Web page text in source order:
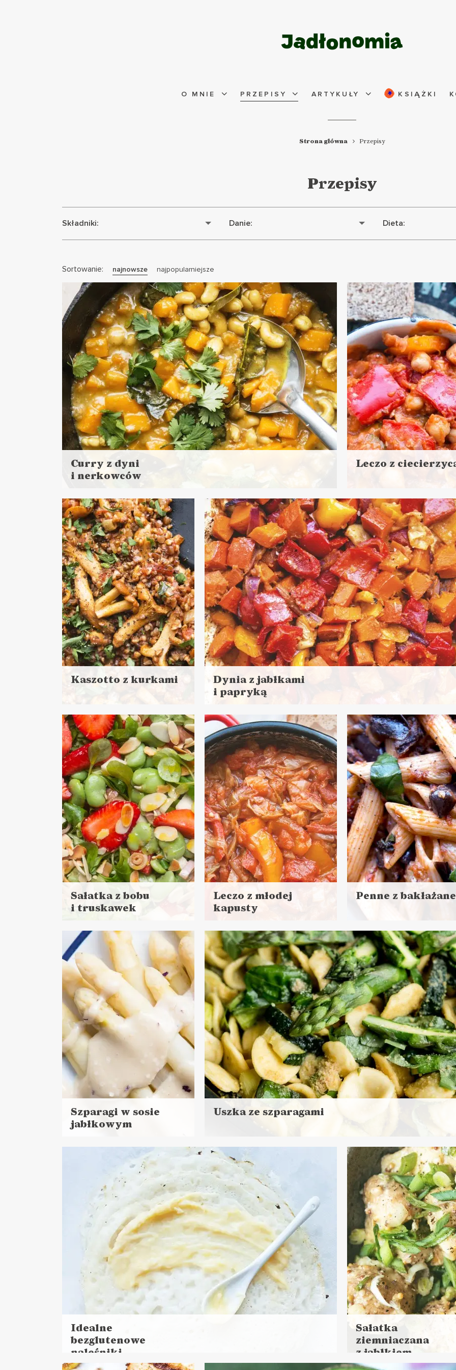
O MNIE PRZEPISY ARTYKUŁY KSIĄŻKI
Strona główna Przepisy
Przepisy
Składniki: Danie: Dieta:
Sortowanie: najnowsze najpopularniejsze
Curry z dyni
i nerkowców
więcej
Czas przygotowania: do 30 minut
DANIA GŁÓWNE
LUNCHE DO PRACY
ZIMOWE LUNCHE DO PRACY ❄️
Leczo z
więcej
Czas przygotowania:
do 30 minut
DANIA GŁÓWNE
LUNCHE DO PRACY
Kaszotto z kurkami
więcej
Czas przygotowania:
do 30 minut
DANIA GŁÓWNE
LUNCHE DO PRACY
Dynia z jabłkami
i papryką
więcej
Czas przygotowania: do 30 minut
DANIA GŁÓWNE LUNCHE DO PRACY
Sałatka z bobu
i truskawek
więcej
Czas przygotowania: 15 minut
DANIA GŁÓWNE
LUNCHE DO PRACY
PRZYSTAWKI
Leczo z młodej
kapusty
więcej
Czas przygotowania:
do 45 minut
DANIA GŁÓWNE
LUNCHE DO PRACY
Penne z
więcej
Czas przygotowania: do
DANIA GŁÓWNE
Szparagi w sosie
jabłkowym
więcej
Czas przygotowania:
DANIA GŁÓWNE
LUNCHE DO PRACY
PRZYSTAWKI
MAJÓWKA ?
Uszka ze szparagami
więcej
Czas przygotowania: do 30 minut
DANIA GŁÓWNE LUNCHE DO PRACY
Idealne
bezglutenowe
naleśniki
Czytaj
Sałatka
ziemniaczana
z jabłkiem
Czytaj